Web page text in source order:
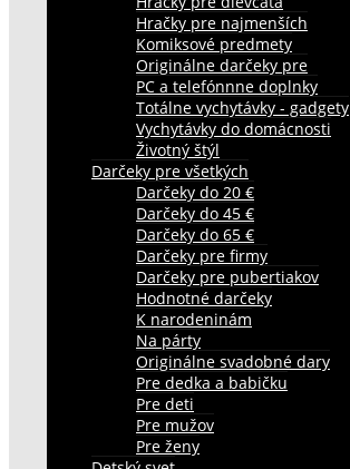
Hračky pre najmenších
Komiksové predmety
Originálne darčeky pre
PC a telefónnne doplnky
Totálne vychytávky - gadgety
Vychytávky do domácnosti
Životný štýl
Darčeky pre všetkých
Darčeky do 20 €
Darčeky do 45 €
Darčeky do 65 €
Darčeky pre firmy
Darčeky pre pubertiakov
Hodnotné darčeky
K narodeninám
Na párty
Originálne svadobné dary
Pre dedka a babičku
Pre deti
Pre mužov
Pre ženy